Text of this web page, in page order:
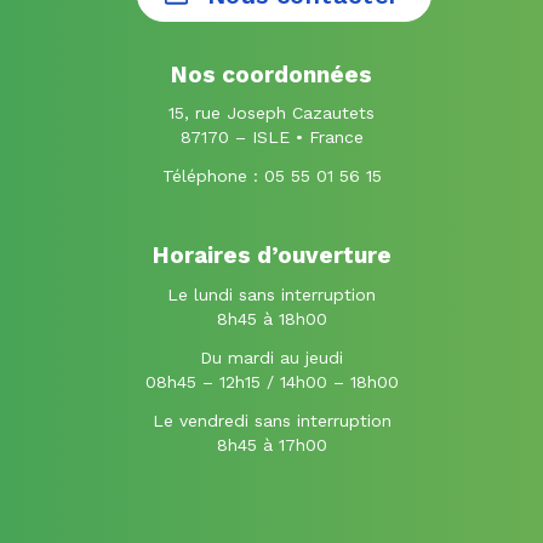
FacebookInstagram
Nos coordonnées
15, rue Joseph Cazautets
87170 – ISLE • France
Téléphone : 05 55 01 56 15
Horaires d’ouverture
Le lundi sans interruption
8h45 à 18h00
Du mardi au jeudi
08h45 – 12h15 / 14h00 – 18h00
Le vendredi sans interruption
8h45 à 17h00